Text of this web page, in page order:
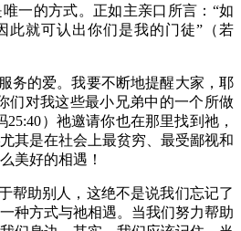
一的方式。正如主亲口所言：“如
此就可认出你们是我的门徒”（若
务的爱。我要不断地提醒大家，耶
们对我这些最小兄弟中的一个所做
）祂邀请你也在那里找到祂，
其是在社会上最贫穷、最受鄙视和
美好的相遇！
帮助别人，这绝不是说我们忘记了
种方式与祂相遇。当我们努力帮助